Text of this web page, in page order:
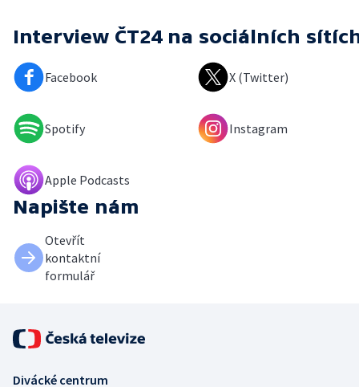
Interview ČT24 na sociálních
Facebook X (Twitter)
Spotify Instagram
Apple Podcasts
Napište nám
Otevřít
kontaktní
formulář
Divácké centrum